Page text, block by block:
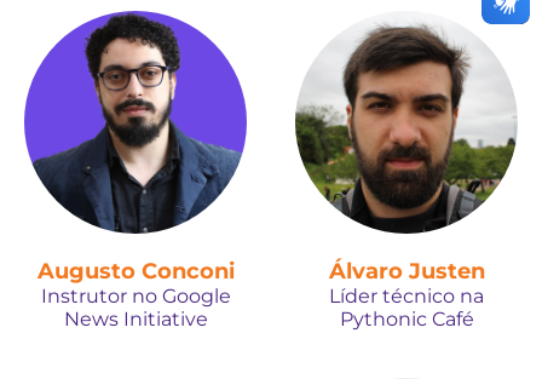
Augusto Conconi
Instrutor no Google
News Initiative
Álvaro Justen
Líder técnico na
Pythonic Café